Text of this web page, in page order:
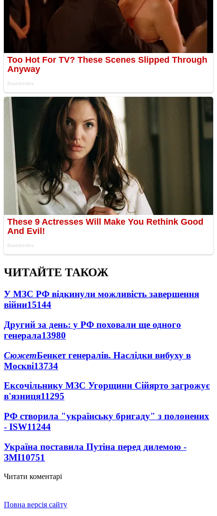
ЧИТАЙТЕ ТАКОЖ
У МЗС РФ відкинули можливість завершення
війни15144
Другий за день: у РФ поховали ще одного
генерала13980
СюжетБенкет генералів. Наслідки вибуху в
Москві13734
Ексочільнику МЗС Угорщини Сійярто загрожує
в'язниця11295
РФ створила "українську бригаду" з полонених
- ISW11244
Україна поставила Путіна перед дилемою -
ЗМІ10751
Читати коментарі
Повна версія сайту